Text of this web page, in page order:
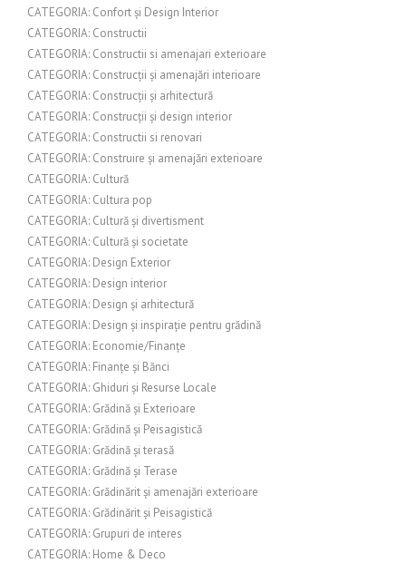
CATEGORIA: Confort și Design Interior
CATEGORIA: Constructii
CATEGORIA: Constructii si amenajari exterioare
CATEGORIA: Construcții și amenajări interioare
CATEGORIA: Construcții și arhitectură
CATEGORIA: Construcții și design interior
CATEGORIA: Constructii si renovari
CATEGORIA: Construire și amenajări exterioare
CATEGORIA: Cultură
CATEGORIA: Cultura pop
CATEGORIA: Cultură și divertisment
CATEGORIA: Cultură și societate
CATEGORIA: Design Exterior
CATEGORIA: Design interior
CATEGORIA: Design și arhitectură
CATEGORIA: Design și inspirație pentru grădină
CATEGORIA: Economie/Finanțe
CATEGORIA: Finanțe și Bănci
CATEGORIA: Ghiduri și Resurse Locale
CATEGORIA: Grădină și Exterioare
CATEGORIA: Grădină și Peisagistică
CATEGORIA: Grădină și terasă
CATEGORIA: Grădină și Terase
CATEGORIA: Grădinărit și amenajări exterioare
CATEGORIA: Grădinărit și Peisagistică
CATEGORIA: Grupuri de interes
CATEGORIA: Home & Deco